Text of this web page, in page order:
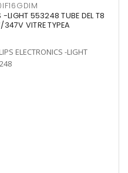
-LIGHT 553248 TUBE DEL T8
VITRE TYPEA
ELECTRONICS -LIGHT